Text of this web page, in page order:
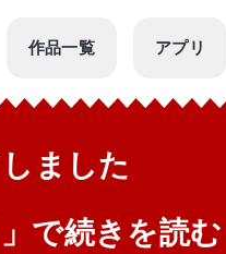
作品一覧 アプリ
ました
で続きを読む